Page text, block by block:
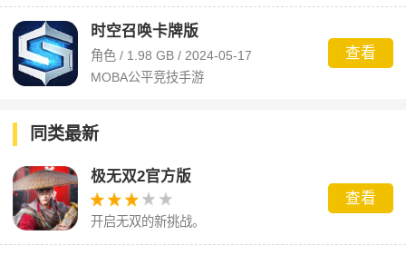
时空召唤卡牌版
角色 / 1.98 GB / 2024-05-17
MOBA公平竞技手游
查看
同类最新
极无双2官方版
开启无双的新挑战。
查看